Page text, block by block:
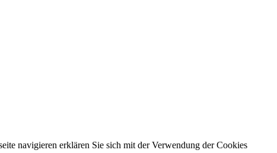
navigieren erklären Sie sich mit der Verwendung der Cookies